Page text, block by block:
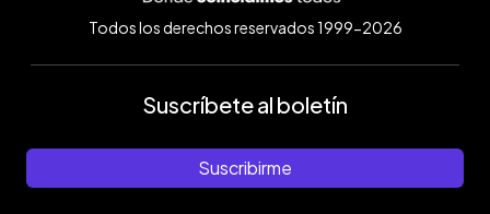
Todos los derechos reservados 1999-2026
Suscríbete al boletín
Suscribirme